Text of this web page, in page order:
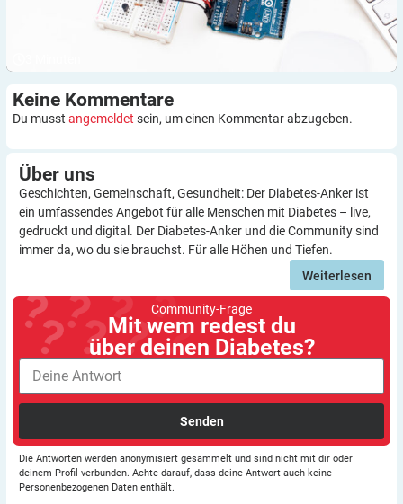
Keine Kommentare
Du musst angemeldet sein, um einen Kommentar abzugeben.
Über uns
Geschichten, Gemeinschaft, Gesundheit: Der Diabetes-Anker ist
ein umfassendes Angebot für alle Menschen mit Diabetes – live,
gedruckt und digital. Der Diabetes-Anker und die Community sind
immer da, wo du sie brauchst. Für alle Höhen und Tiefen.
Weiterlesen
Community-Frage
Mit wem redest du
über deinen Diabetes?
Senden
Die Antworten werden anonymisiert gesammelt und sind nicht mit dir oder
deinem Profil verbunden. Achte darauf, dass deine Antwort auch keine
Personenbezogenen Daten enthält.